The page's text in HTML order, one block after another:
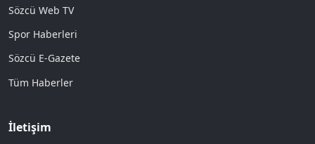
Sözcü Web TV
Spor Haberleri
Sözcü E-Gazete
Tüm Haberler
İletişim